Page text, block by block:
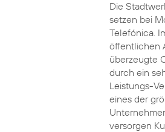
Die
setzen bei
Telefónica.
öffentlichen
überzeugte
durch ein
Leistungs-
eines der
versorgen